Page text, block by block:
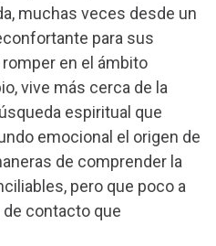
muchas veces desde un
para sus
en el ámbito
vive más cerca de la
espiritual que
emocional el origen de
de comprender la
pero que poco a
contacto que